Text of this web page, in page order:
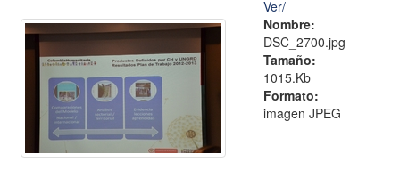
Ver/
Nombre:
DSC_2700.jpg
Tamaño:
1015.Kb
Formato:
imagen JPEG